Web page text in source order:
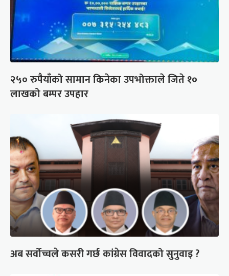
२५० रुपैयाँको सामान किनेका उपभोक्ताले जिते १०
लाखको बम्पर उपहार
अब सर्वोच्चले कसरी गर्छ कांग्रेस विवादको सुनुवाइ ?